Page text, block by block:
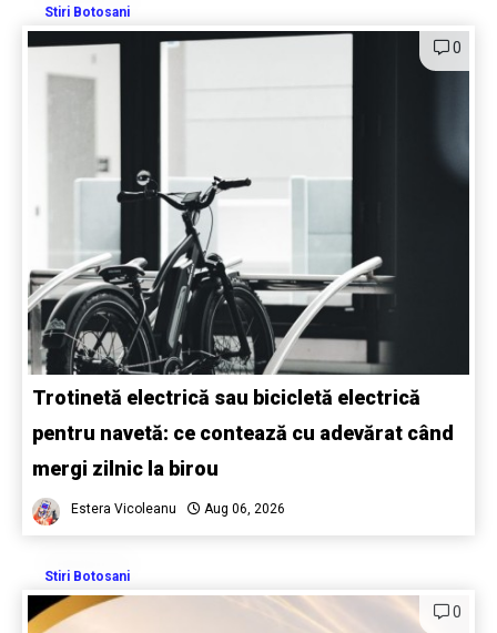
Stiri Botosani
0
Trotinetă electrică sau bicicletă electrică
pentru navetă: ce contează cu adevărat când
mergi zilnic la birou
Estera Vicoleanu Aug 06, 2026
Stiri Botosani
0